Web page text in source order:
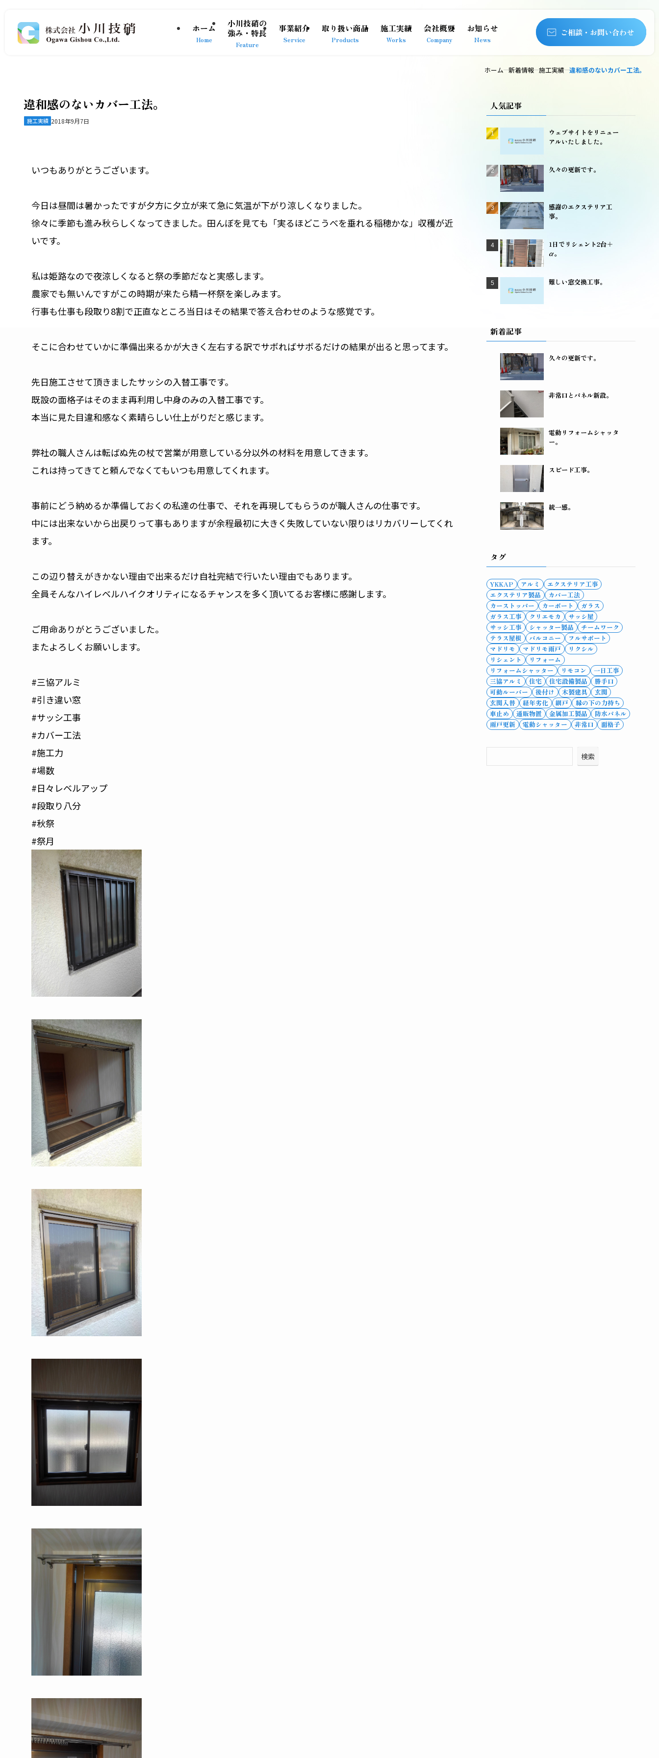
ご相談・お問い合わせ
ホーム
Home
小川技硝の
強み・特長
Feature
事業紹介
Service
取り扱い商品
Products
施工実績
Works
会社概要
Company
お知らせ
News
ホーム 新着情報 施工実績 違和感のないカバー工法。
違和感のないカバー工法。
施工実績 2018年9月7日
いつもありがとうございます。
今日は昼間は暑かったですが夕方に夕立が来て急に気温が下がり涼しくなりました。
徐々に季節も進み秋らしくなってきました。田んぼを見ても「実るほどこうべを垂れる稲穂かな」収穫が近
いです。
私は姫路なので夜涼しくなると祭の季節だなと実感します。
農家でも無いんですがこの時期が来たら精一杯祭を楽しみます。
行事も仕事も段取り8割で正直なところ当日はその結果で答え合わせのような感覚です。
そこに合わせていかに準備出来るかが大きく左右する訳でサボればサボるだけの結果が出ると思ってます。
先日施工させて頂きましたサッシの入替工事です。
既設の面格子はそのまま再利用し中身のみの入替工事です。
本当に見た目違和感なく素晴らしい仕上がりだと感じます。
弊社の職人さんは転ばぬ先の杖で営業が用意している分以外の材料を用意してきます。
これは持ってきてと頼んでなくてもいつも用意してくれます。
事前にどう納めるか準備しておくの私達の仕事で、それを再現してもらうのが職人さんの仕事です。
中には出来ないから出戻りって事もありますが余程最初に大きく失敗していない限りはリカバリーしてくれ
ます。
この辺り替えがきかない理由で出来るだけ自社完結で行いたい理由でもあります。
全員そんなハイレベルハイクオリティになるチャンスを多く頂いてるお客様に感謝します。
ご用命ありがとうございました。
またよろしくお願いします。
#三協アルミ
#引き違い窓
#サッシ工事
#カバー工法
#施工力
#場数
#日々レベルアップ
#段取り八分
#秋祭
#祭月
人気記事
ウェブサイトをリニュー
アルいたしました。
久々の更新です。
感謝のエクステリア工
事。
1日でリシェント2台＋
α。
難しい窓交換工事。
新着記事
久々の更新です。
非常口とパネル新設。
電動リフォームシャッタ
ー。
スピード工事。
統一感。
タグ
YKKAP アルミ
エクステリア工事
エクステリア製品
カバー工法
カーストッパー
カーポート
ガラス
ガラス工事
クリエモカ
サッシ屋
サッシ工事
シャッター製品
チームワーク
テラス屋根
バルコニー
フルサポート
マドリモ
マドリモ雨戸
リクシル
リシェント
リフォーム
リフォームシャッター
リモコン
一日工事
三協アルミ
住宅 住宅設備製品
勝手口
可動ルーバー
後付け 木製建具
玄関
玄関入替
経年劣化 網戸
縁の下の力持ち
車止め
通販物置 金属加工製品
防水パネル
雨戸更新
電動シャッター 非常口 面格子
検索